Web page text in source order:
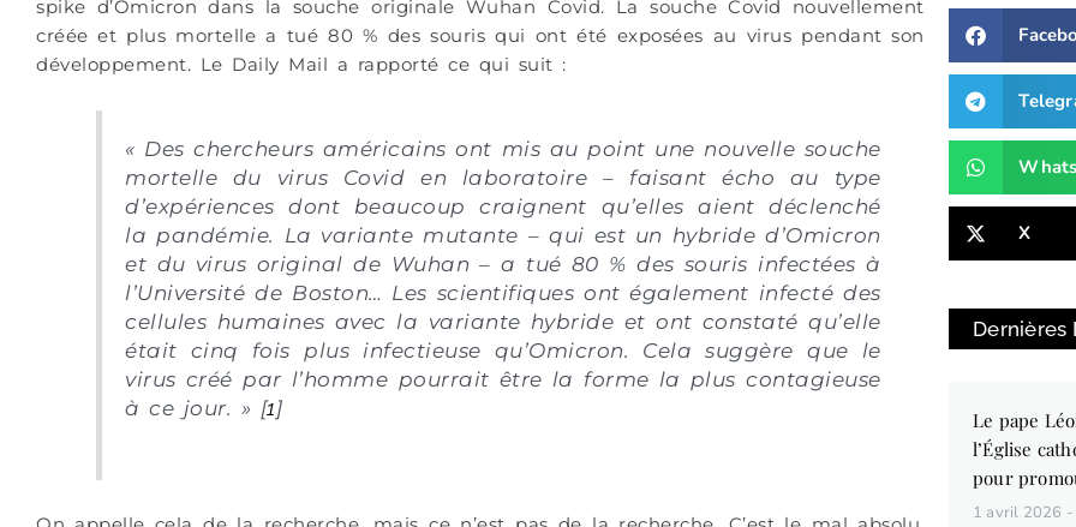
spike d’Omicron dans la souche originale Wuhan Covid. La souche Covid nouvellement
créée et plus mortelle a tué 80 % des souris qui ont été exposées au virus pendant son
développement. Le Daily Mail a rapporté ce qui suit :
« Des chercheurs américains ont mis au point une nouvelle souche
mortelle du virus Covid en laboratoire – faisant écho au type
d’expériences dont beaucoup craignent qu’elles aient déclenché
la pandémie. La variante mutante – qui est un hybride d’Omicron
et du virus original de Wuhan – a tué 80 % des souris infectées à
l’Université de Boston… Les scientifiques ont également infecté des
cellules humaines avec la variante hybride et ont constaté qu’elle
était cinq fois plus infectieuse qu’Omicron. Cela suggère que le
virus créé par l’homme pourrait être la forme la plus contagieuse
à ce jour. » [1]
X
Dernières
Le pape
l’Église
pour
1 avril 2026